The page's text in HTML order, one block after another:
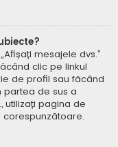
mesajele dvs.”
clic pe linkul
de profil sau făcând
partea de sus a
utilizați pagina de